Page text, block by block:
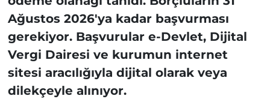
Ağustos 2026'ya kadar başvurması
gerekiyor. Başvurular e-Devlet, Dijital
Vergi Dairesi ve kurumun internet
sitesi aracılığıyla dijital olarak veya
dilekçeyle alınıyor.